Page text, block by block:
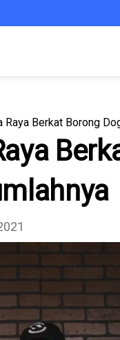
Raya Berkat Borong